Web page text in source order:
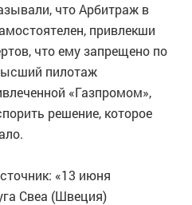
что Арбитраж в
привлекши
что ему запрещено по
пилотаж
«Газпромом»,
решение, которое
«13 июня
Свеа (Швеция)